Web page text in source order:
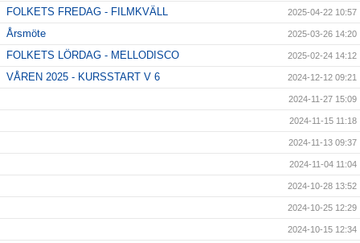
FOLKETS FREDAG - FILMKVÄLL 2025-04-22 10:57
Årsmöte 2025-03-26 14:20
FOLKETS LÖRDAG - MELLODISCO 2025-02-24 14:12
VÅREN 2025 - KURSSTART V 6 2024-12-12 09:21
2024-11-27 15:09
2024-11-15 11:18
2024-11-13 09:37
2024-11-04 11:04
2024-10-28 13:52
2024-10-25 12:29
2024-10-15 12:34